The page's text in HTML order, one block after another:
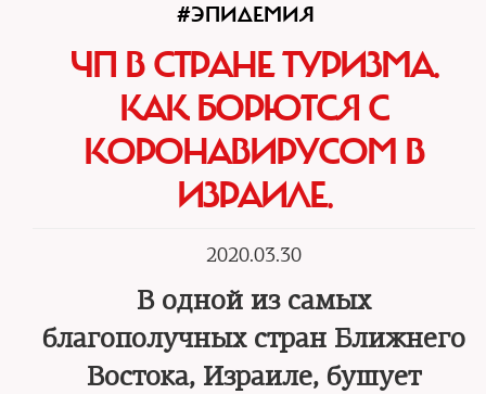
#ЭПИДЕМИЯ
ЧП В СТРАНЕ ТУРИЗМА.
КАК БОРЮТСЯ С
КОРОНАВИРУСОМ В
ИЗРАИЛЕ.
2020.03.30
В одной из самых
благополучных стран Ближнего
Востока, Израиле, бушует